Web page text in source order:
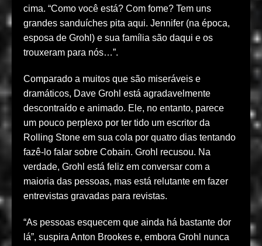
cima. “Como você está? Com fome? Tem uns
grandes sanduíches pita aqui. Jennifer (na época,
esposa de Grohl) e sua família são daqui e os
trouxeram para nós…”.
Comparado a muitos que são miseráveis e
dramáticos, Dave Grohl está agradavelmente
descontraído e animado. Ele, no entanto, parece
um pouco perplexo por ter tido um escritor da
Rolling Stone em sua cola por quatro dias tentando
fazê-lo falar sobre Cobain. Grohl recusou. Na
verdade, Grohl está feliz em conversar com a
maioria das pessoas, mas está relutante em fazer
entrevistas gravadas para revistas.
“As pessoas esquecem que ainda há bastante dor
lá”, suspira Anton Brookes e, embora Grohl nunca